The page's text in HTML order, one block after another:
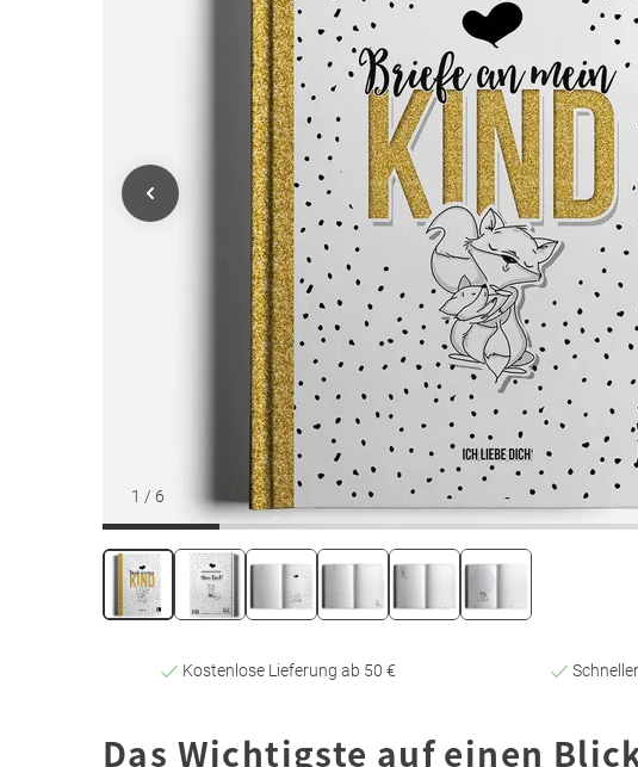
1 / 6
Kostenlose Lieferung ab 50 €
Das Wichtigste auf einen